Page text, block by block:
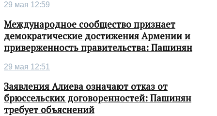
29 мая 12:59
Международное сообщество признает
демократические достижения Армении и
приверженность правительства: Пашинян
29 мая 12:51
Заявления Алиева означают отказ от
брюссельских договоренностей: Пашинян
требует объяснений